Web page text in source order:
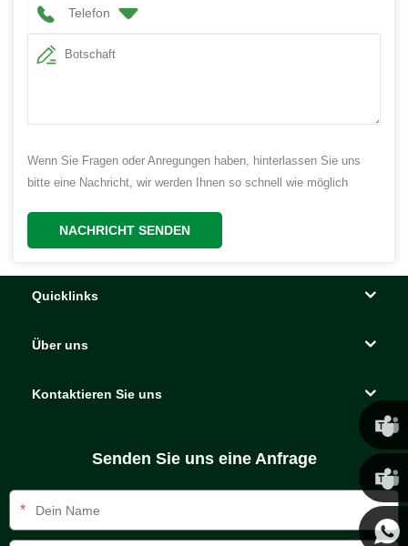
Telefon
Wenn Sie Fragen oder Anregungen haben, hinterlassen Sie uns
bitte eine Nachricht, wir werden Ihnen so schnell wie möglich
NACHRICHT SENDEN
Quicklinks
Über uns
Kontaktieren Sie uns
Senden Sie uns eine Anfrage
*
Chris
Kenny